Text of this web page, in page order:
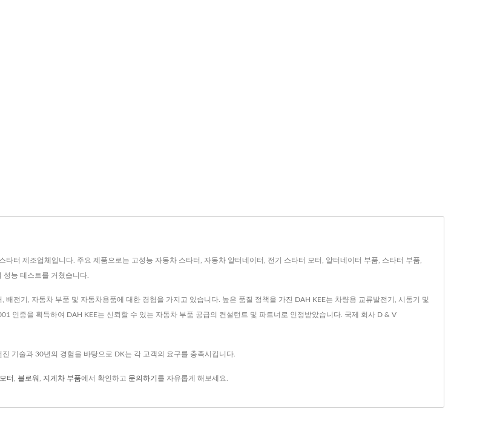
터 제조업체입니다. 주요 제품으로는 고성능 자동차 스타터, 자동차 알터네이터, 전기 스타터 모터, 알터네이터 부품, 스타터 부품,
능 테스트를 거쳤습니다.
전기, 자동차 부품 및 자동차용품에 대한 경험을 가지고 있습니다. 높은 품질 정책을 가진 DAH KEE는 차량용 교류발전기, 시동기 및
인증을 획득하여 DAH KEE는 신뢰할 수 있는 자동차 부품 공급의 컨설턴트 및 파트너로 인정받았습니다. 국제 회사 D & V
기술과 30년의 경험을 바탕으로 DK는 각 고객의 요구를 충족시킵니다.
터 블로워 지게차 부품에서 확인하고 문의하기 를 자유롭게 해보세요.